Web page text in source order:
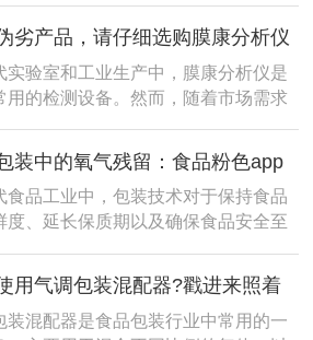
劣产品，请仔细选购膜康分析仪
验室和工业生产中，膜康分析仪是
的检测设备。然而，随着市场需求
装中的氧气残留：食品粉色app
检测与解决方案
食品工业中，包装技术对于保持食品
度、延长保质期以及确保食品安全至
用气调包装混配器?戳进来照着
装混配器是食品包装行业中常用的一